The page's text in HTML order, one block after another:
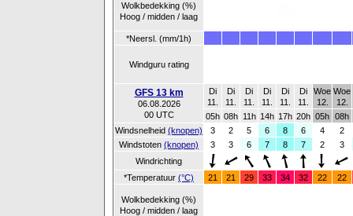
Wolkbedekking (%)
Hoog / midden / laag
*Neersl. (mm/1h)
Windguru rating
GFS 13 km
06.08.2026
00 UTC
Di
11.
Di
11.
Di
11.
Di
11.
Di
11.
Di
11.
Woe
12.
Woe
12.
05h 08h 11h 14h 17h 20h 05h 08h
Windsnelheid (knopen) 3 2 5 6 8 6 4
2
Windstoten (knopen) 3 3 6 7 8 7 2
3
Windrichting
*Temperatuur (°C) 21 21 29 33 34 32 22 22
Wolkbedekking (%)
Hoog / midden / laag